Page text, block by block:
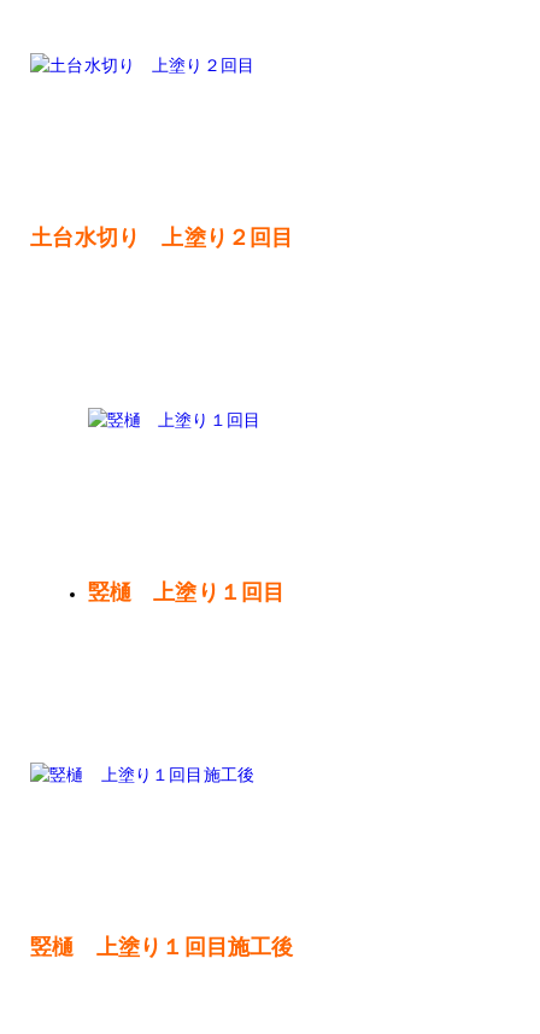
土台水切り 上塗り２回目
竪樋 上塗り１回目
竪樋 上塗り１回目施工後